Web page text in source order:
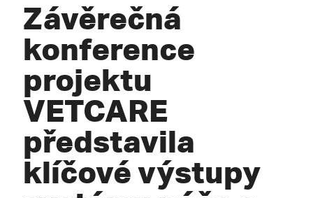
Závěrečná
konference
projektu
VETCARE
představila
klíčové výstupy